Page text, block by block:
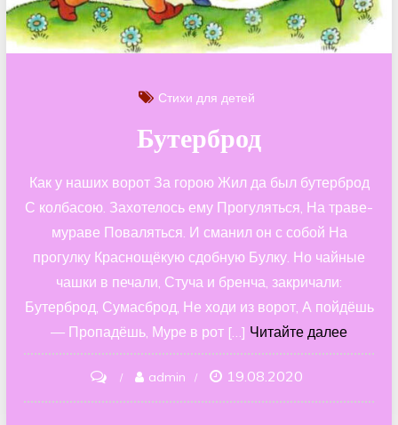
Стихи для детей
Бутерброд
Как у наших ворот За горою Жил да был бутерброд
С колбасою. Захотелось ему Прогуляться, На траве-
мураве Поваляться. И сманил он с собой На
прогулку Краснощёкую сдобную Булку. Но чайные
чашки в печали, Стуча и бренча, закричали:
Бутерброд, Сумасброд, Не ходи из ворот, А пойдёшь
— Пропадёшь, Муре в рот […] Читайте далее
on
Бутерброд
admin 19.08.2020